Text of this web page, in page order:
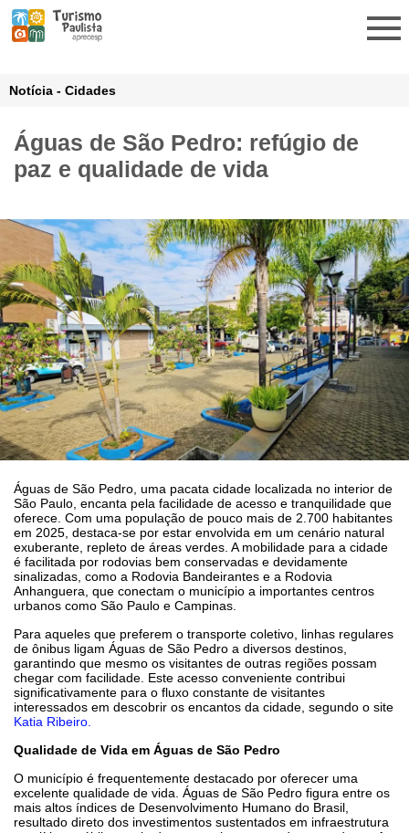
Notícia - Cidades
Águas de São Pedro: refúgio de
paz e qualidade de vida
Águas de São Pedro, uma pacata cidade localizada no interior de
São Paulo, encanta pela facilidade de acesso e tranquilidade que
oferece. Com uma população de pouco mais de 2.700 habitantes
em 2025, destaca-se por estar envolvida em um cenário natural
exuberante, repleto de áreas verdes. A mobilidade para a cidade
é facilitada por rodovias bem conservadas e devidamente
sinalizadas, como a Rodovia Bandeirantes e a Rodovia
Anhanguera, que conectam o município a importantes centros
urbanos como São Paulo e Campinas.
Para aqueles que preferem o transporte coletivo, linhas regulares
de ônibus ligam Águas de São Pedro a diversos destinos,
garantindo que mesmo os visitantes de outras regiões possam
chegar com facilidade. Este acesso conveniente contribui
significativamente para o fluxo constante de visitantes
interessados em descobrir os encantos da cidade, segundo o site
Katia Ribeiro.
Qualidade de Vida em Águas de São Pedro
O município é frequentemente destacado por oferecer uma
excelente qualidade de vida. Águas de São Pedro figura entre os
mais altos índices de Desenvolvimento Humano do Brasil,
resultado direto dos investimentos sustentados em infraestrutura